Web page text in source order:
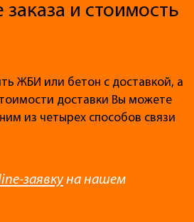
и стоимость
ЖБИ или бетон с доставкой, а
доставки Вы можете
из четырех способов связи
заявкуна нашем